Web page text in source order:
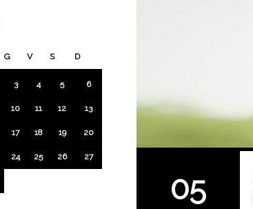
05
G V S D
3 4 5 6
10 11 12 13
17 18 19 20
24 25 26 27